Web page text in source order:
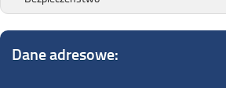
Dane adresowe: